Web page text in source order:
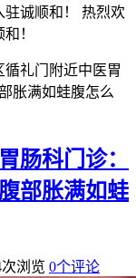
诚顺和！ 热烈欢
！
循礼门附近中医胃
胀满如蛙腹怎么
肠科门诊：
部胀满如蛙
次浏览 0个评论